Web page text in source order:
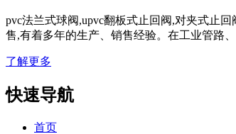
pvc法兰式球阀,upvc翻板式止回阀,对夹式止
售,有着多年的生产、销售经验。在工业管路
了解更多
快速导航
首页